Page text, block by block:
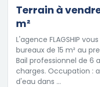
Terrain à
m²
L'agence FLAGSHIP
bureaux de 15 m² au
Bail professionnel de 6
charges. Occupation :
d'eau dans …